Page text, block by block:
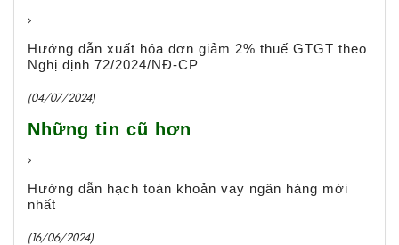
Hướng dẫn xuất hóa đơn giảm 2% thuế GTGT theo
Nghị định 72/2024/NĐ-CP
(04/07/2024)
Những tin cũ hơn
Hướng dẫn hạch toán khoản vay ngân hàng mới
nhất
(16/06/2024)